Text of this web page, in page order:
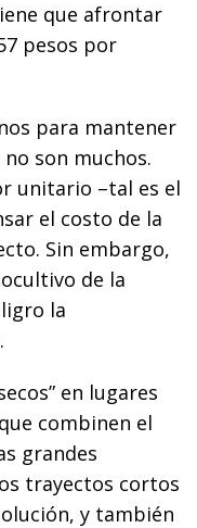
que afrontar
pesos por
para mantener
son muchos.
unitario –tal es el
el costo de la
Sin embargo,
de la
la
en lugares
combinen el
grandes
trayectos cortos
y también